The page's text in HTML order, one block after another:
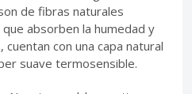
de fibras naturales
absorben la humedad y
cuentan con una capa natural
suave termosensible.